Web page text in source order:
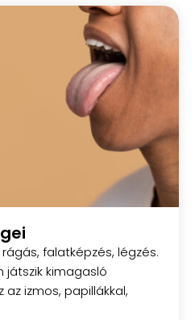
falatképzés, légzés.
játszik kimagasló
az izmos, papillákkal,